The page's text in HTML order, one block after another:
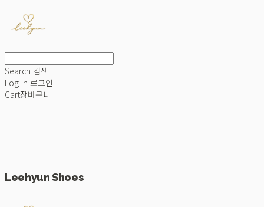
Search 검색
Log In 로그인
Cart장바구니
Leehyun Shoes